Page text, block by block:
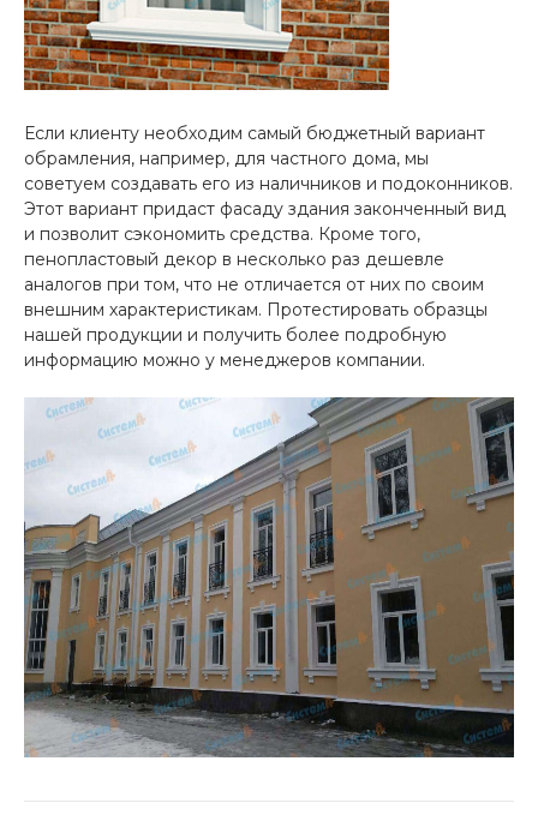
Если клиенту необходим самый бюджетный вариант
обрамления, например, для частного дома, мы
советуем создавать его из наличников и подоконников.
Этот вариант придаст фасаду здания законченный вид
и позволит сэкономить средства. Кроме того,
пенопластовый декор в несколько раз дешевле
аналогов при том, что не отличается от них по своим
внешним характеристикам. Протестировать образцы
нашей продукции и получить более подробную
информацию можно у менеджеров компании.